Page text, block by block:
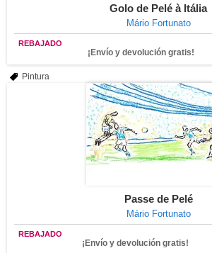
Golo de Pelé à Itália
Mário Fortunato
REBAJADO
¡Envío y devolución gratis!
Pintura
Passe de Pelé
Mário Fortunato
REBAJADO
¡Envío y devolución gratis!